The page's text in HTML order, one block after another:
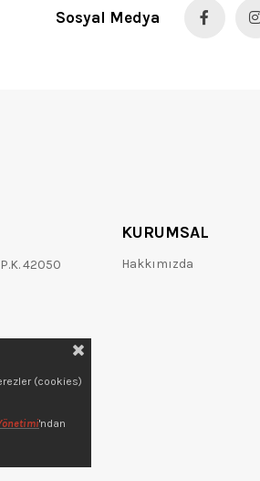
Sosyal Medya
42050
KURUMSAL
Hakkımızda
(cookies)
'ndan